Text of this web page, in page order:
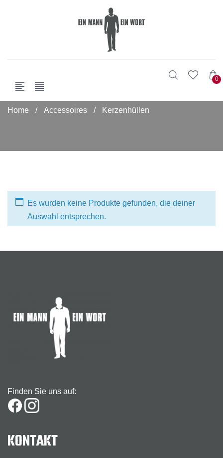
0
Home / Accessoires / Kerzenhüllen
Es wurden keine Produkte gefunden, die deiner
Auswahl entsprechen.
Finden Sie uns auf:
KONTAKT